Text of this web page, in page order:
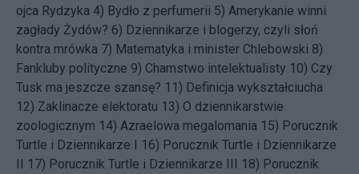
ojca Rydzyka 4) Bydło z perfumerii 5) Amerykanie winni
zagłady Żydów? 6) Dziennikarze i blogerzy, czyli słoń
kontra mrówka 7) Matematyka i minister Chlebowski 8)
Fankluby polityczne 9) Chamstwo intelektualisty 10) Czy
Tusk ma jeszcze szansę? 11) Definicja wykształciucha
12) Zaklinacze elektoratu 13) O dziennikarstwie
zoologicznym 14) Azraelowa megalomania 15) Porucznik
Turtle i Dziennikarze I 16) Porucznik Turtle i Dziennikarze
II 17) Porucznik Turtle i Dziennikarze III 18) Porucznik